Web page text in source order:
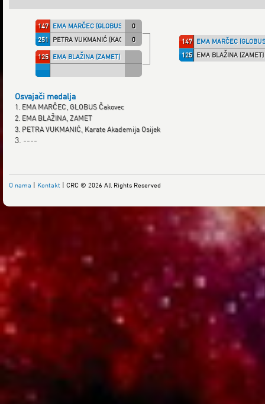
147 0
EMA MARČEC (GLOBUS)
251
0
PETRA VUKMANIĆ (KAO)
125 EMA BLAŽINA (ZAMET)
147
EMA MARČEC
125
EMA BLAŽINA (ZAMET)
Osvajači medalja
1. EMA MARČEC, GLOBUS Čakovec
2. EMA BLAŽINA, ZAMET
3. PETRA VUKMANIĆ, Karate Akademija Osijek
3. ----
O nama | Kontakt | CRC © 2026 All Rights Reserved